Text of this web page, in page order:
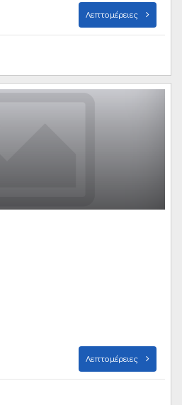
Λεπτομέρειες
Λεπτομέρειες